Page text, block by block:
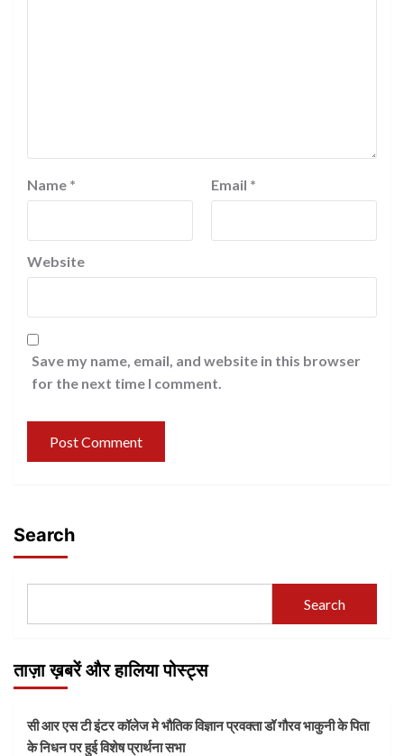
Name * Email *
Website
Save my name, email, and website in this browser
for the next time I comment.
Search
Search
ताज़ा ख़बरें और हालिया पोस्ट्स
सी आर एस टी इंटर कॉलेज मे भौतिक विज्ञान प्रवक्ता डॉ गौरव भाकुनी के पिता
के निधन पर हुई विशेष प्रार्थना सभा